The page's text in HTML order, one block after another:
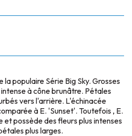
la populaire Série Big Sky. Grosses
à cône brunâtre. Pétales
vers l'arrière. L'échinacée
à E. 'Sunset'. Toutefois , E.
et possède des fleurs plus intenses
plus larges.